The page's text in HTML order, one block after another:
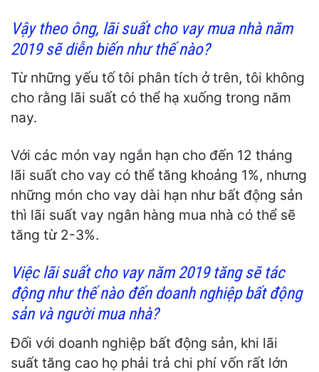
Vậy theo ông, lãi suất cho vay mua nhànăm
2019sẽ diễn biến như thế nào?
Từ những yếu tố tôi phân tích ở trên, tôi không
cho rằng lãi suất có thể hạ xuống trong năm
nay.
Với các món vay ngắn hạn cho đến 12 tháng
lãi suất cho vay có thể tăng khoảng 1%, nhưng
những món cho vay dài hạn như bất động sản
thì lãi suất vay ngân hàng mua nhà có thể sẽ
tăng từ 2-3%.
Việc lãi suất cho vaynăm 2019tăng sẽ tác
động như thế nào đến doanh nghiệp bất động
sản và người mua nhà?
Đối với doanh nghiệp bất động sản, khi lãi
suất tăng cao họ phải trả chi phí vốn rất lớn